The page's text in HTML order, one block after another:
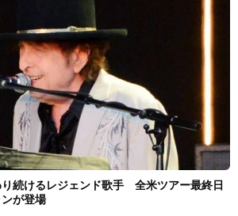
続けるレジェンド歌手 全米ツアー最終日
が登場